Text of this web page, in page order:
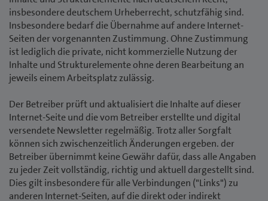
insbesondere deutschem Urheberrecht, schutzfähig sind.
Insbesondere bedarf die Übernahme auf andere Internet-
Seiten der vorgenannten Zustimmung. Ohne Zustimmung
ist lediglich die private, nicht kommerzielle Nutzung der
Inhalte und Strukturelemente ohne deren Bearbeitung an
jeweils einem Arbeitsplatz zulässig.
Der Betreiber prüft und aktualisiert die Inhalte auf dieser
Internet-Seite und die vom Betreiber erstellte und digital
versendete Newsletter regelmäßig. Trotz aller Sorgfalt
können sich zwischenzeitlich Änderungen ergeben. der
Betreiber übernimmt keine Gewähr dafür, dass alle Angaben
zu jeder Zeit vollständig, richtig und aktuell dargestellt sind.
Dies gilt insbesondere für alle Verbindungen ("Links") zu
anderen Internet-Seiten, auf die direkt oder indirekt